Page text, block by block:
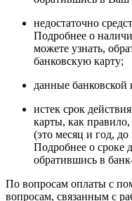
недостаточно
Подробнее о
можете узнать,
банковскую карту;
данные банковской
истек срок
карты, как
(это месяц и год, до
Подробнее о сроке
обратившись в
По вопросам оплаты с
вопросам, связанным с